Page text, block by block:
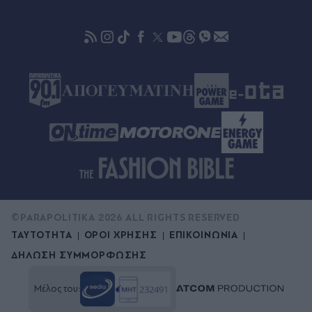
Ένσημα πριν το 2002: Πώς θα τα βρείτε στον e-
ΕΦΚΑ - Τι κάνετε αν δεν εμφανίζονται
ΤΑΥΤΟΤΗΤΑ ΟΡΟΙ ΧΡΗΣΗΣ
ΕΠΙΚΟΙΝΩΝΙΑ
ΔΗΛΩΣΗ ΣΥΜΜΟΡΦΩΣΗΣ
©PARAPOLITIKA 2026 ALL RIGHTS RESERVED
Μέλος του: